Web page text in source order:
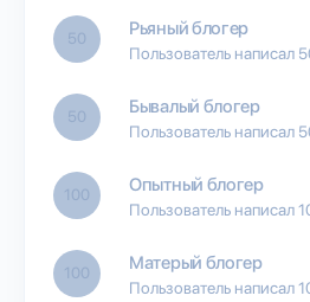
50 Рьяный блогер
Пользователь написал
50 Бывалый блогер
Пользователь написал
100 Опытный блогер
Пользователь написал
100 Матерый блогер
Пользователь написал